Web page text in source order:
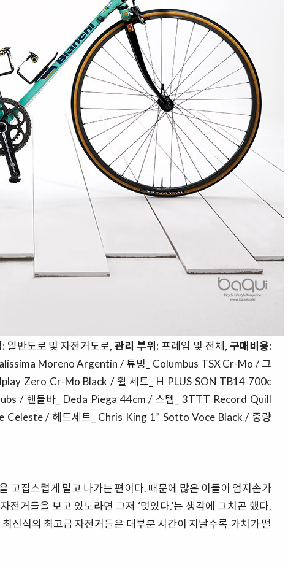
일반도로 및 자전거도로,관리 부위: 프레임 및 전체, 구매비용:
Moreno Argentin / 튜빙_ Columbus TSX Cr-Mo / 그
Zero Cr-Mo Black / 휠 세트_ H PLUS SON TB14 700c
/ 핸들바_ Deda Piega 44cm / 스템_ 3TTT Record Quill
/ 헤드세트_ Chris King 1” Sotto Voce Black / 중량
고집스럽게 밀고 나가는 편이다. 때문에 많은 이들이 엄지손가
거들을 보고 있노라면 그저 ‘멋있다.’는 생각에 그치곤 했다.
신식의 최고급 자전거들은 대부분 시간이 지날수록 가치가 떨